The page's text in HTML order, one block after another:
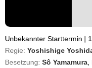
Unbekannter Starttermin |
Regie: Yoshishige
Besetzung: Sô Yamamura